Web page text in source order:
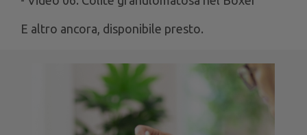
E altro ancora, disponibile presto.